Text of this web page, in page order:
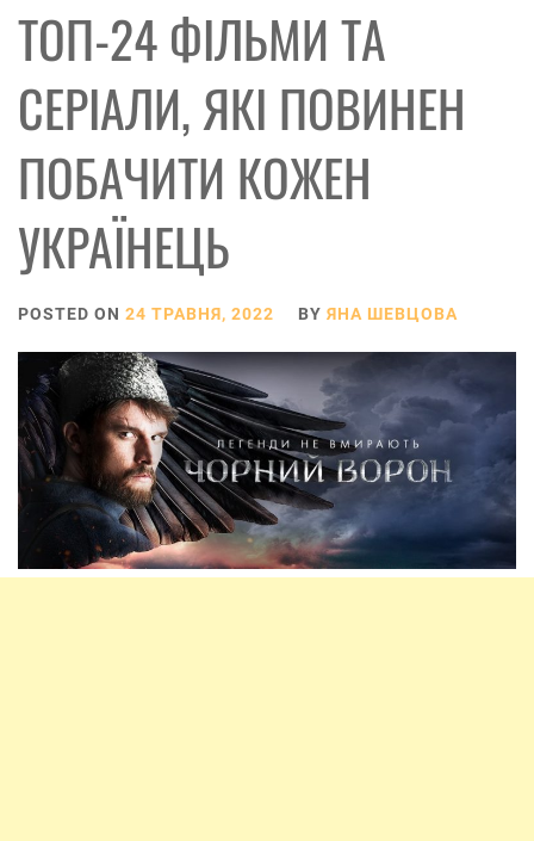
ТОП-24 ФІЛЬМИ ТА
СЕРІАЛИ, ЯКІ ПОВИНЕН
ПОБАЧИТИ КОЖЕН
УКРАЇНЕЦЬ
POSTED ON 24 ТРАВНЯ, 2022 BY ЯНА ШЕВЦОВА